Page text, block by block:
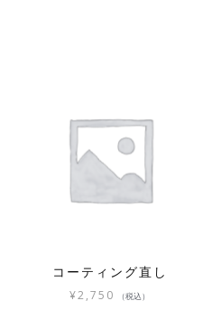
コーティング直し
¥2,750 （税込）